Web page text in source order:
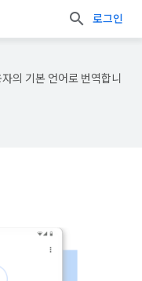
로그인
의 기본 언어로 번역합니